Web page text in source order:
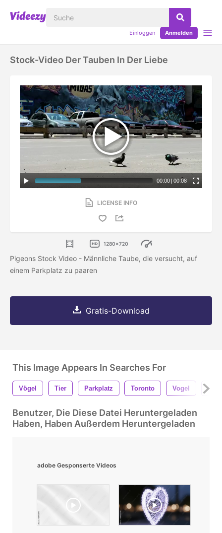
Einloggen Anmelden
Stock-Video Der Tauben In Der Liebe
00:00 | 00:08
LICENSE INFO
1280x720
Pigeons Stock Video - Männliche Taube, die versucht, auf
einem Parkplatz zu paaren
Gratis-Download
This Image Appears In Searches For
Vögel Tier Parkplatz Toronto Vogel
Benutzer, Die Diese Datei Heruntergeladen
Haben, Haben Außerdem Heruntergeladen
adobe Gesponserte Videos